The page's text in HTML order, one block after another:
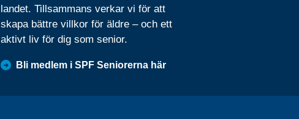
landet. Tillsammans verkar vi för att
skapa bättre villkor för äldre – och ett
aktivt liv för dig som senior.
Bli medlem i SPF Seniorerna här